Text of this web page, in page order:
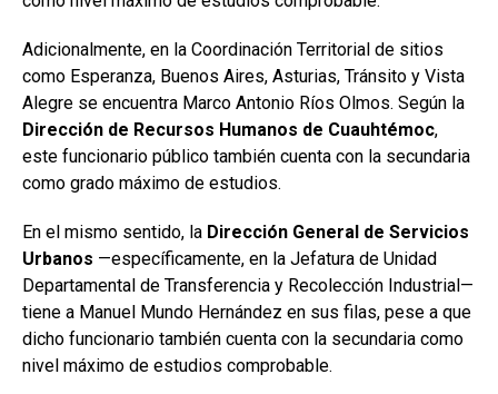
Adicionalmente, en la Coordinación Territorial de sitios
como Esperanza, Buenos Aires, Asturias, Tránsito y Vista
Alegre se encuentra Marco Antonio Ríos Olmos. Según la
Dirección de Recursos Humanos de Cuauhtémoc,
este funcionario público también cuenta con la secundaria
como grado máximo de estudios.
En el mismo sentido, la Dirección General de Servicios
Urbanos —específicamente, en la Jefatura de Unidad
Departamental de Transferencia y Recolección Industrial—
tiene a Manuel Mundo Hernández en sus filas, pese a que
dicho funcionario también cuenta con la secundaria como
nivel máximo de estudios comprobable.